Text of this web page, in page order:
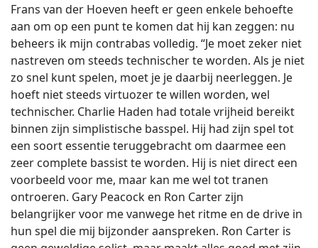
Frans van der Hoeven heeft er geen enkele behoefte
aan om op een punt te komen dat hij kan zeggen: nu
beheers ik mijn contrabas volledig. “Je moet zeker niet
nastreven om steeds technischer te worden. Als je niet
zo snel kunt spelen, moet je je daarbij neerleggen. Je
hoeft niet steeds virtuozer te willen worden, wel
technischer. Charlie Haden had totale vrijheid bereikt
binnen zijn simplistische basspel. Hij had zijn spel tot
een soort essentie teruggebracht om daarmee een
zeer complete bassist te worden. Hij is niet direct een
voorbeeld voor me, maar kan me wel tot tranen
ontroeren. Gary Peacock en Ron Carter zijn
belangrijker voor me vanwege het ritme en de drive in
hun spel die mij bijzonder aanspreken. Ron Carter is